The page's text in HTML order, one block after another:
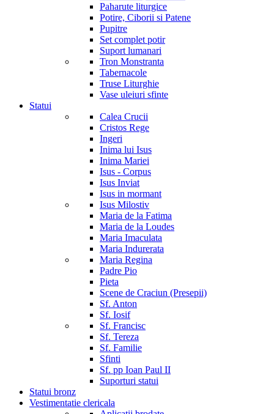
Paharute liturgice
Potire, Ciborii si Patene
Pupitre
Set complet potir
Suport lumanari
Tron Monstranta
Tabernacole
Truse Liturghie
Vase uleiuri sfinte
Statui
Calea Crucii
Cristos Rege
Ingeri
Inima lui Isus
Inima Mariei
Isus - Corpus
Isus Inviat
Isus in mormant
Isus Milostiv
Maria de la Fatima
Maria de la Loudes
Maria Imaculata
Maria Indurerata
Maria Regina
Padre Pio
Pieta
Scene de Craciun (Presepii)
Sf. Anton
Sf. Iosif
Sf. Francisc
Sf. Tereza
Sf. Familie
Sfinti
Sf. pp Ioan Paul II
Suporturi statui
Statui bronz
Vestimentatie clericala